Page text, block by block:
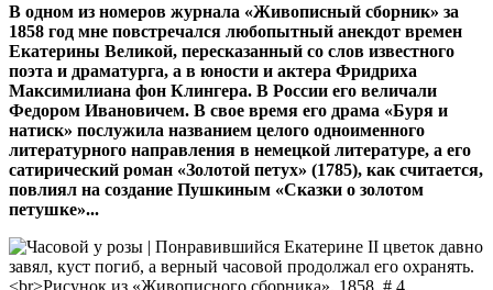
В одном из номеров журнала «Живописный сборник» за
1858 год мне повстречался любопытный анекдот времен
Екатерины Великой, пересказанный со слов известного
поэта и драматурга, а в юности и актера Фридриха
Максимилиана фон Клингера. В России его величали
Федором Ивановичем. В свое время его драма «Буря и
натиск» послужила названием целого одноименного
литературного направления в немецкой литературе, а его
сатирический роман «Золотой петух» (1785), как считается,
повлиял на создание Пушкиным «Сказки о золотом
петушке»...